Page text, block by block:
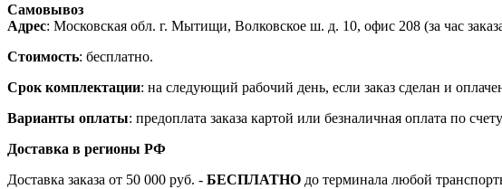
Самовывоз
Адрес: Московская обл. г. Мытищи, Волковское ш. д. 10, офис 208 (за час
Стоимость: бесплатно.
Срок комплектации: на следующий рабочий день, если заказ сделан и
Варианты оплаты: предоплата заказа картой или безналичная оплата по
Доставка в регионы РФ
Доставка заказа от 50 000 руб. - БЕСПЛАТНО до терминала любой